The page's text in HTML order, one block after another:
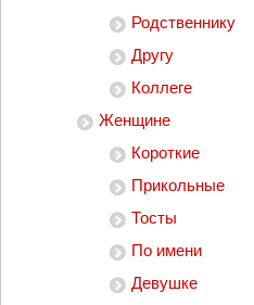
Родственнику
Другу
Коллеге
Женщине
Короткие
Прикольные
Тосты
По имени
Девушке